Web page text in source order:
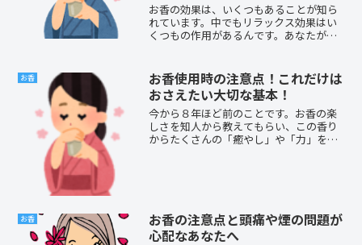
お香の効果は、いくつもあることが知ら
れています。中でもリラックス効果はい
くつもの作用があるんです。あなたが求
た。特にリラックスの観点から解説して
います。あなたもぜひお香...
お香
お香使用時の注意点！これだけは
おさえたい大切な基本！
今から８年ほど前のことです。お香の楽
しさを知人から教えてもらい、この香り
からたくさんの「癒やし」や「力」をも
お香
お香の注意点と頭痛や煙の問題が
心配なあなたへ